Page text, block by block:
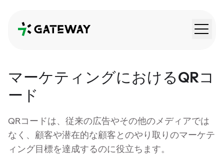
QRGateway
マーケティングにおけるQRコ
ード
QRコードは、従来の広告やその他のメディアでは
なく、顧客や潜在的な顧客とのやり取りのマーケテ
ィング目標を達成するのに役立ちます。